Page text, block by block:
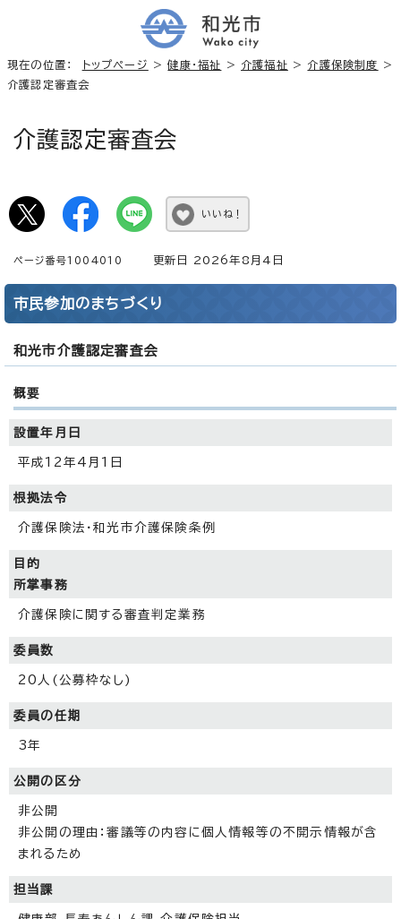
現在の位置： トップページ >健康・福祉 > 介護福祉 > 介護保険制度
>
介護認定審査会
介護認定審査会
いいね！
ページ番号1004010 更新日 2026年8月4日
市民参加のまちづくり
和光市介護認定審査会
概要
設置年月日
平成12年4月1日
根拠法令
介護保険法・和光市介護保険条例
目的
所掌事務
介護保険に関する審査判定業務
委員数
20人(公募枠なし)
委員の任期
3年
公開の区分
非公開
非公開の理由：審議等の内容に個人情報等の不開示情報が含
まれるため
担当課